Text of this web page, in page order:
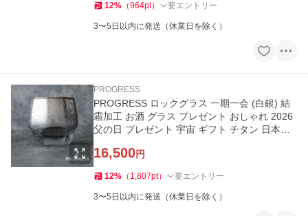
12% （964pt） 要エントリー
3〜5日以内に発送（休業日を除く）
PROGRESS
PROGRESS ロックグラス 一期一会 (白銀) 結
霜加工 お酒 グラス プレゼント おしゃれ 2026
父の日 プレゼント 宇宙 ギフト チタン 日本製
16,500円
12% （ 1,807pt） 要エントリー
3〜5日以内に発送（休業日を除く）